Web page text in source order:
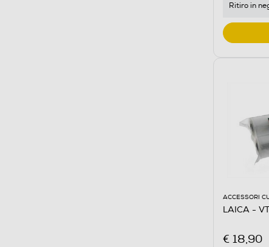
Ritiro in
ACCESSORI
LAICA -
€ 18,90